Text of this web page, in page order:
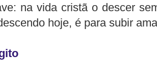
na vida cristã o descer
hoje, é para subir